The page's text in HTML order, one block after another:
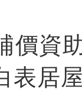
價資
表居